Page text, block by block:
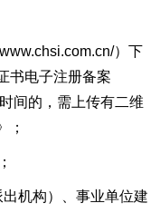
）下
书电子注册备案
间的，需上传有二维
；
机构）、事业单位建